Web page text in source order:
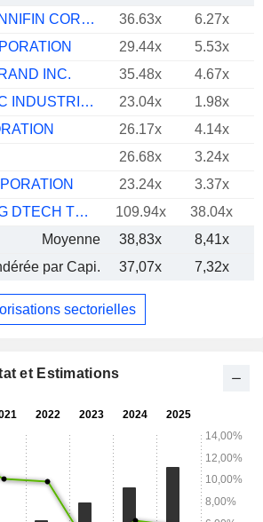
PARKER-HANNIFIN CORPORATION
36.63x 6.27x
29.44x 5.53x
INC.
35.48x 4.67x
TECHTRONIC INDUSTRIES COMPANY LIMITED
23.04x 1.98x
26.17x
4.14x
26.68x 3.24x
23.24x 3.37x
GUANGDONG DTECH TECHNOLOGY CO., LTD.
109.94x 38.04x
Moyenne
38,83x 8,41x
par Capi.
37,07x 7,32x
sectorielles
et Estimations